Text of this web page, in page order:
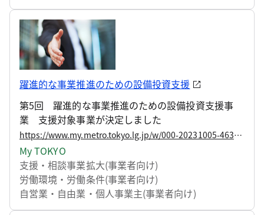
躍進的な事業推進のための設備投資支援
第5回 躍進的な事業推進のための設備投資支援事
業 支援対象事業が決定しました
https://www.my.metro.tokyo.lg.jp/w/000-20231005-4639642
My TOKYO
支援・相談事業拡大(事業者向け)
労働環境・労働条件(事業者向け)
自営業・自由業・個人事業主(事業者向け)